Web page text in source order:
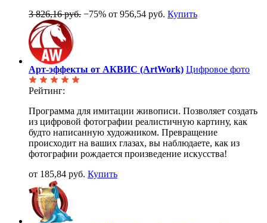
3 826,16 руб. −75% от 956,54 руб. Купить
Арт-эффекты от АКВИС (ArtWork) Цифровое фото
Рейтинг:
Программа для имитации живописи. Позволяет создать
из цифровой фотографии реалистичную картину, как
будто написанную художником. Превращение
происходит на ваших глазах, вы наблюдаете, как из
фотографии рождается произведение искусства!
от 185,84 руб. Купить